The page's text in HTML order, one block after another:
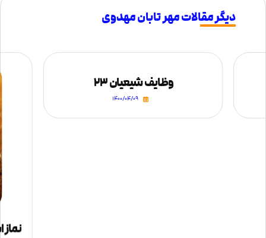
دیگر مقالات مهر تابان مهدوی
وظایف شیعیان ۲۳
۱۴۰۰/۰۴/۰۹